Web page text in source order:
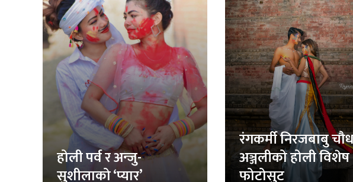
होली पर्व र अन्जु-
सुशीलाको ‘प्यार’
रंगकर्मी निरजबाबु
अञ्जलीको होली विशेष
फोटोसुट